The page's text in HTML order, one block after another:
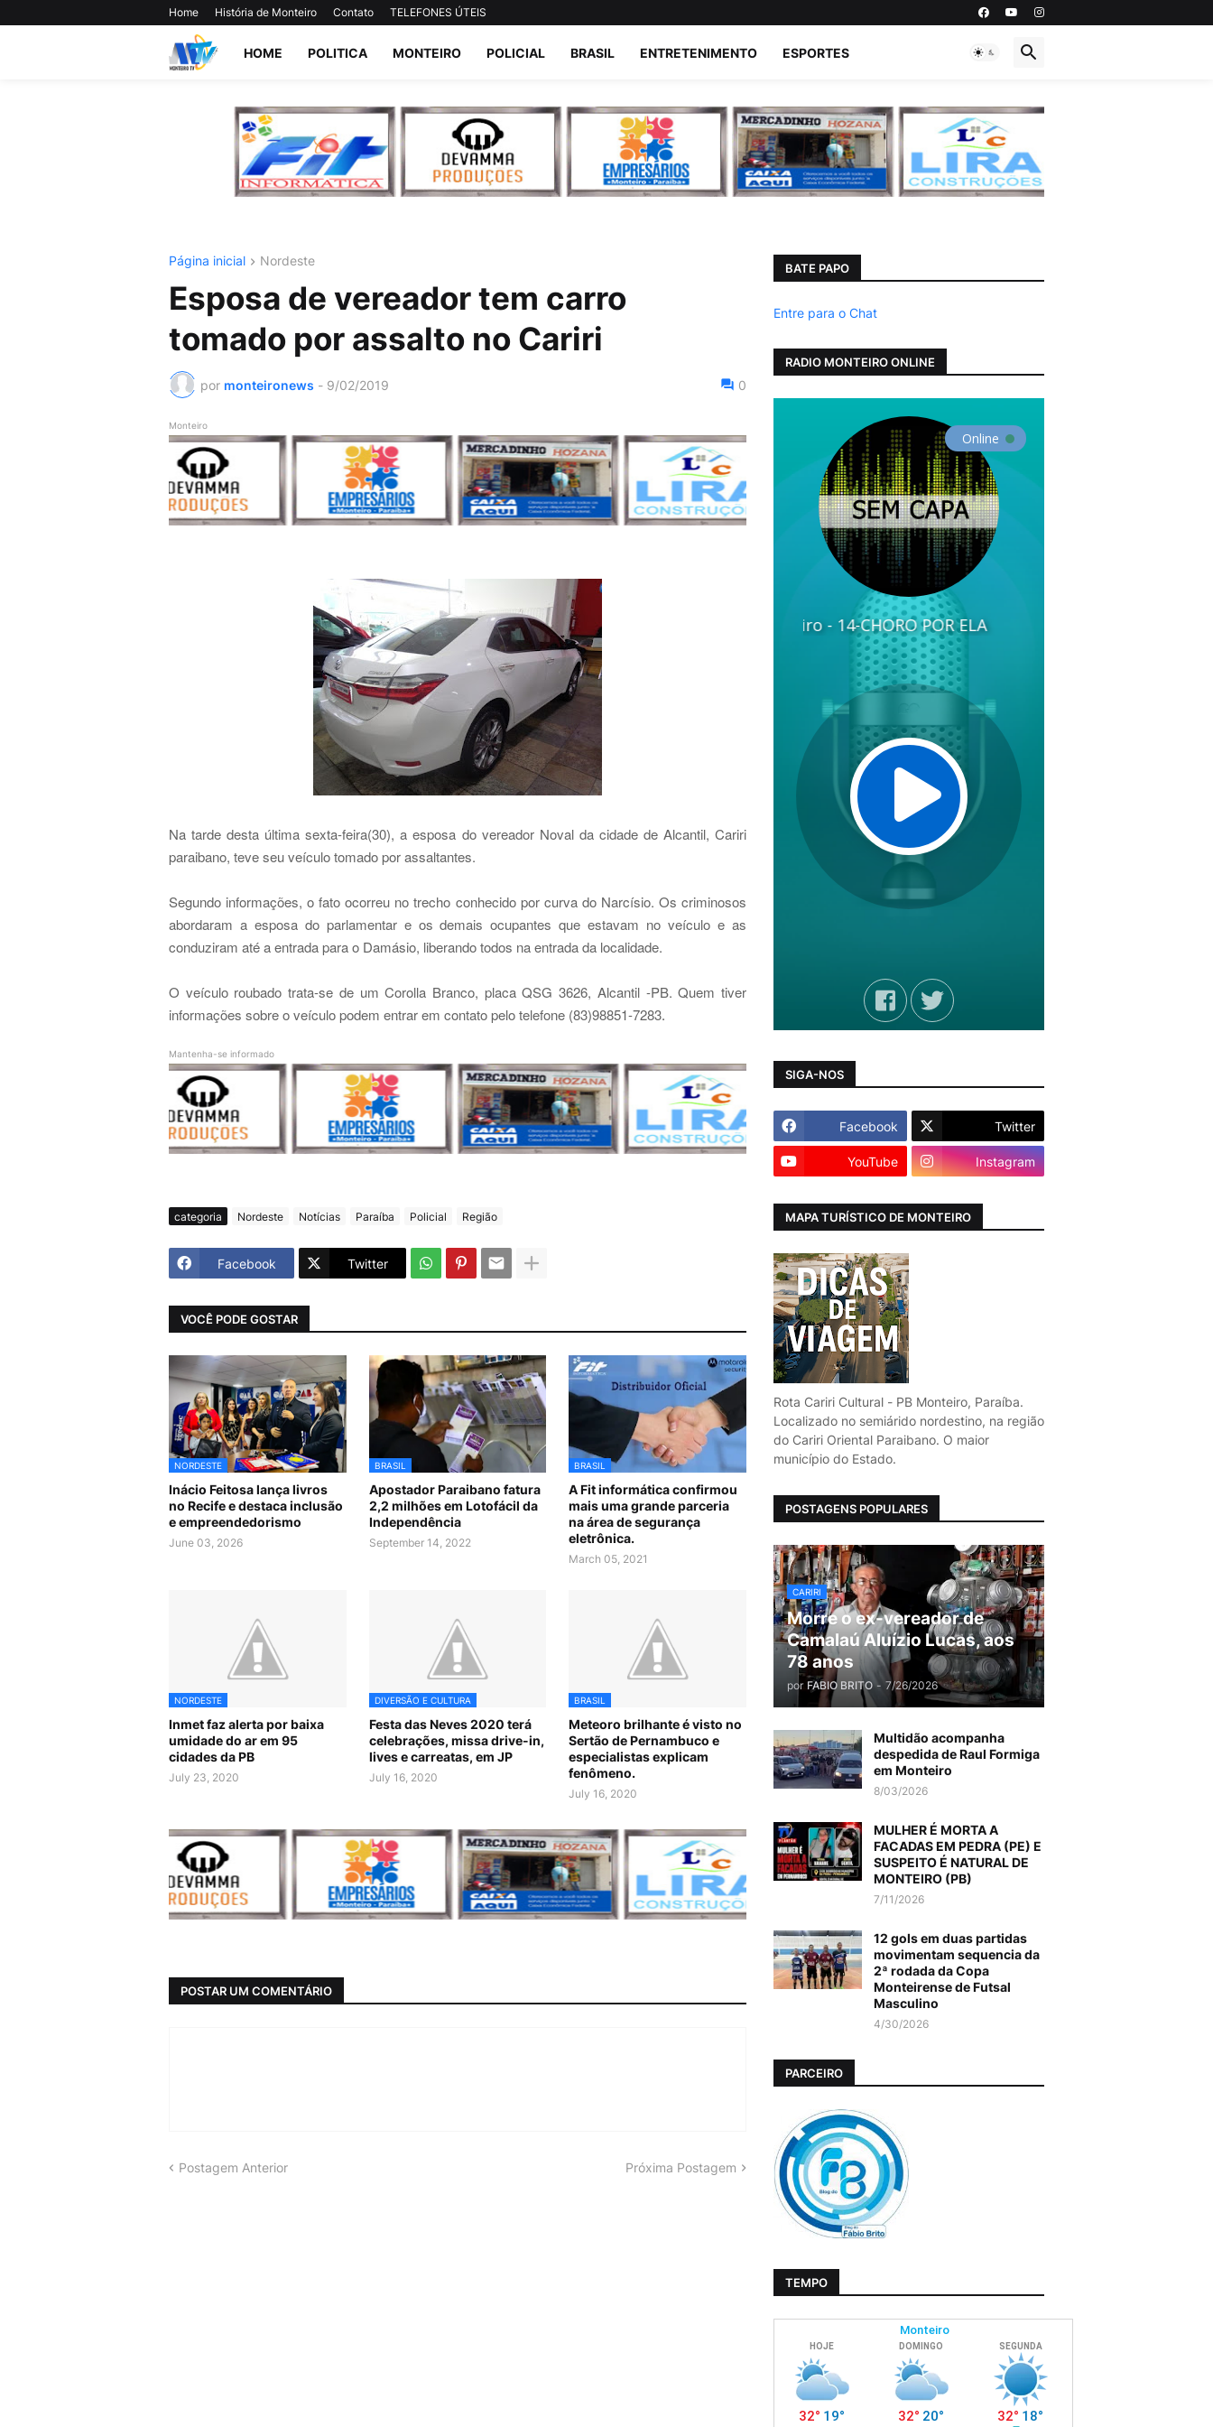
Home História de Monteiro Contato TELEFONES ÚTEIS
HOME POLITICA MONTEIRO POLICIAL BRASIL ENTRETENIMENTO ESPORTES
Página inicial Nordeste
Esposa de vereador tem carro
tomado por assalto no Cariri
por monteironews - 9/02/2019 0
Monteiro
Na tarde desta última sexta-feira(30), a esposa do vereador Noval da cidade de Alcantil, Cariri
paraibano, teve seu veículo tomado por assaltantes.
Segundo informações, o fato ocorreu no trecho conhecido por curva do Narcísio. Os criminosos
abordaram a esposa do parlamentar e os demais ocupantes que estavam no veículo e as
conduziram até a entrada para o Damásio, liberando todos na entrada da localidade.
O veículo roubado trata-se de um Corolla Branco, placa QSG 3626, Alcantil -PB. Quem tiver
informações sobre o veículo podem entrar em contato pelo telefone (83)98851-7283.
Mantenha-se informado
categoria Nordeste Notícias Paraíba Policial Região
Facebook Twitter
VOCÊ PODE GOSTAR
NORDESTE
Inácio Feitosa lança livros
no Recife e destaca inclusão
e empreendedorismo
June 03, 2026
BRASIL
Apostador Paraibano fatura
2,2 milhões em Lotofácil da
Independência
September 14, 2022
BRASIL
A Fit informática confirmou
mais uma grande parceria
na área de segurança
eletrônica.
March 05, 2021
NORDESTE
Inmet faz alerta por baixa
umidade do ar em 95
cidades da PB
July 23, 2020
DIVERSÃO E CULTURA
Festa das Neves 2020 terá
celebrações, missa drive-in,
lives e carreatas, em JP
July 16, 2020
BRASIL
Meteoro brilhante é visto no
Sertão de Pernambuco e
especialistas explicam
fenômeno.
July 16, 2020
POSTAR UM COMENTÁRIO
Postagem Anterior Próxima Postagem
BATE PAPO
Entre para o Chat
RADIO MONTEIRO ONLINE
SIGA-NOS
Facebook Twitter
YouTube Instagram
MAPA TURÍSTICO DE MONTEIRO
Rota Cariri Cultural - PB Monteiro, Paraíba.
Localizado no semiárido nordestino, na região
do Cariri Oriental Paraibano. O maior
município do Estado.
POSTAGENS POPULARES
CARIRI
Morre o ex-vereador de
Camalaú Aluízio Lucas, aos
78 anos
por FABIO BRITO - 7/26/2026
Multidão acompanha
despedida de Raul Formiga
em Monteiro
8/03/2026
MULHER É MORTA A
FACADAS EM PEDRA (PE) E
SUSPEITO É NATURAL DE
MONTEIRO (PB)
7/11/2026
12 gols em duas partidas
movimentam sequencia da
2ª rodada da Copa
Monteirense de Futsal
Masculino
4/30/2026
PARCEIRO
TEMPO